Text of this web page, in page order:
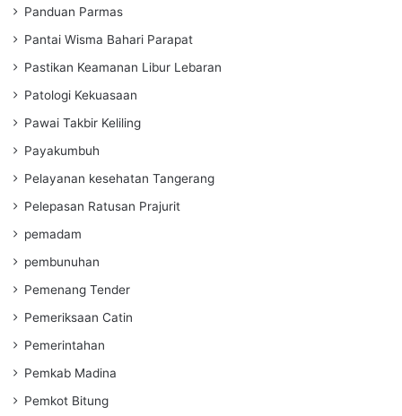
Panduan Parmas
Pantai Wisma Bahari Parapat
Pastikan Keamanan Libur Lebaran
Patologi Kekuasaan
Pawai Takbir Keliling
Payakumbuh
Pelayanan kesehatan Tangerang
Pelepasan Ratusan Prajurit
pemadam
pembunuhan
Pemenang Tender
Pemeriksaan Catin
Pemerintahan
Pemkab Madina
Pemkot Bitung